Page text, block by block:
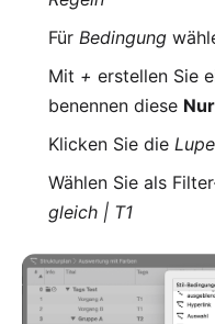
Für Bedingung
Mit + erstellen Sie
benennen diese
Klicken Sie die Lupe
Wählen Sie als
gleich | T1